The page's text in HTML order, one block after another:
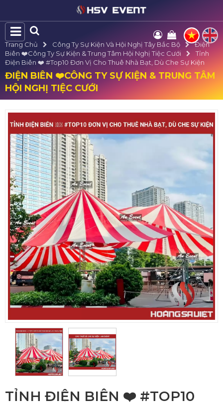
Trang Chủ Công Ty Sự Kiện Và Hội Nghị Tây Bắc Bộ
Điện
Biên ❤️️Công Ty Sự Kiện & Trung Tâm Hội Nghị Tiệc Cưới
Tỉnh
Điện Biên ❤️️ #top10 Đơn Vị Cho Thuê Nhà Bạt, Dù Che Sự Kiện
ĐIỆN BIÊN ❤️️CÔNG TY SỰ KIỆN & TRUNG TÂM
HỘI NGHỊ TIỆC CƯỚI
TỈNH ĐIỆN BIÊN ❤️️ #TOP10